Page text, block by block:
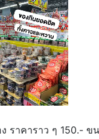
ราคาราว ๆ 150.-